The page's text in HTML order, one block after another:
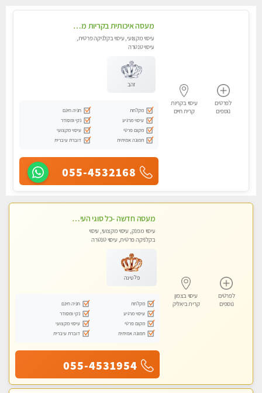
לפרטים
נוספים
עיסוי בקריות
קרית חיים
מעסה איכותית בקריות מקצועית ומפנקת
עיסוי מקצועי, עיסוי בקלניקה פרטית,
עיסוי טנטרה
זהב
מקלחת
חניה חינם
עיסוי מרגיע
נקי ומסודר
מקום פרטי
עיסוי מקצועי
תמונה אמיתית
דוברת עיברית
055-4532168
לפרטים
נוספים
עיסוי בצפון
קרית ביאליק
מעסה חדשה -כל סוגי העיסויים מעסה מקצועית ואיכותית פרטי!!!מומלץ לחלוטין!!
עיסוי מפנק, עיסוי מקצועי, עיסוי
בקלניקה פרטית, עיסוי טנטרה
פלטינה
מקלחת
חניה חינם
עיסוי מרגיע
נקי ומסודר
מקום פרטי
עיסוי מקצועי
תמונה אמיתית
דוברת עיברית
055-4531954